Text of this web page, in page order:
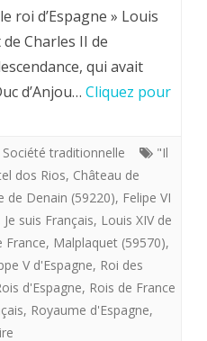
roi d’Espagne » Louis
Charles II de
qui avait
d’Anjou… Cliquez pour
Société traditionnelle
"Il
dos Rios, Château de
de Denain (59220), Felipe VI
Je suis Français, Louis XIV de
France, Malplaquet (59570),
V d'Espagne, Roi des
d'Espagne, Rois de France
, Royaume d'Espagne,